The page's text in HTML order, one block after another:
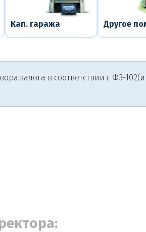
Кап. гаража Другое
залога в соответствии с ФЗ-